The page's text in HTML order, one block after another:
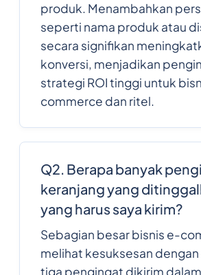
produk. Menambahkan
seperti nama produk atau
secara signifikan
konversi, menjadikan
strategi ROI tinggi untuk
commerce dan ritel.
Q2. Berapa banyak
keranjang yang
yang harus saya kirim?
Sebagian besar bisnis e-
melihat kesuksesan
tiga pengingat dikirim